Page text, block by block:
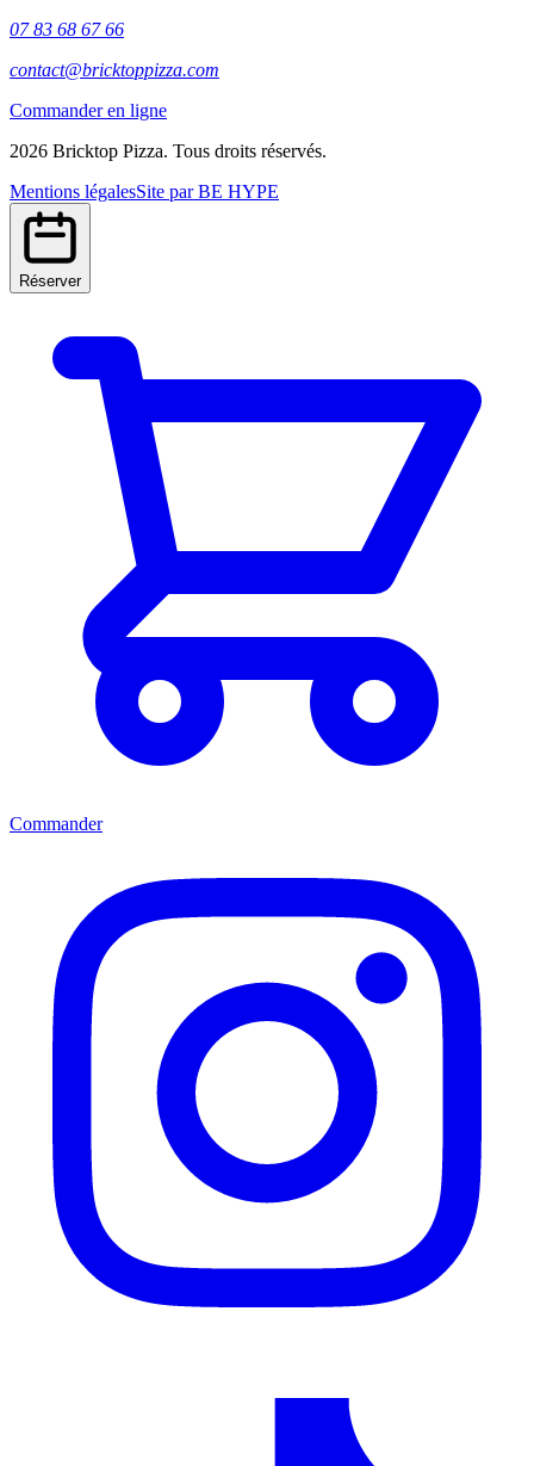
07 83 68 67 66
contact@bricktoppizza.com
Commander en ligne
2026 Bricktop Pizza. Tous droits réservés.
Mentions légalesSite par BE HYPE
Réserver
Commander